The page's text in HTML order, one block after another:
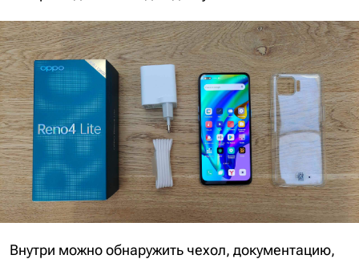
Внутри можно обнаружить чехол, документацию,